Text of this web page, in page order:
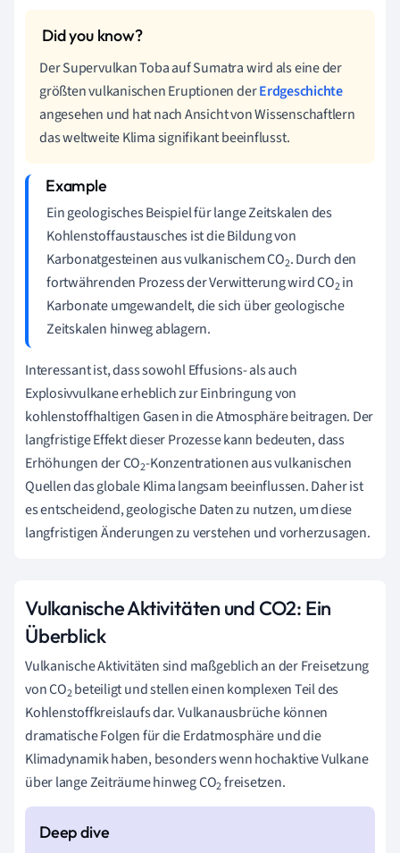
Der Supervulkan Toba auf Sumatra wird als eine der
größten vulkanischen Eruptionen derErdgeschichte
angesehen und hat nach Ansicht von Wissenschaftlern
das weltweite Klima signifikant beeinflusst.
Ein geologisches Beispiel für lange Zeitskalen des
Kohlenstoffaustausches ist die Bildung von
Karbonatgesteinen aus vulkanischem CO2. Durch den
fortwährenden Prozess der Verwitterung wird CO2in
Karbonate umgewandelt, die sich über geologische
Zeitskalen hinweg ablagern.
Interessant ist, dass sowohl Effusions- als auch
Explosivvulkane erheblich zur Einbringung von
kohlenstoffhaltigen Gasen in die Atmosphäre beitragen. Der
langfristige Effekt dieser Prozesse kann bedeuten, dass
Erhöhungen der CO2-Konzentrationen aus vulkanischen
Quellen das globale Klima langsam beeinflussen. Daher ist
es entscheidend, geologische Daten zu nutzen, um diese
langfristigen Änderungen zu verstehen und vorherzusagen.
Vulkanische Aktivitäten und CO2: Ein
Überblick
Vulkanische Aktivitäten sind maßgeblich an der Freisetzung
von CO2 beteiligt und stellen einen komplexen Teil des
Kohlenstoffkreislaufs dar. Vulkanausbrüche können
dramatische Folgen für die Erdatmosphäre und die
Klimadynamik haben, besonders wenn hochaktive Vulkane
über lange Zeiträume hinweg CO2freisetzen.